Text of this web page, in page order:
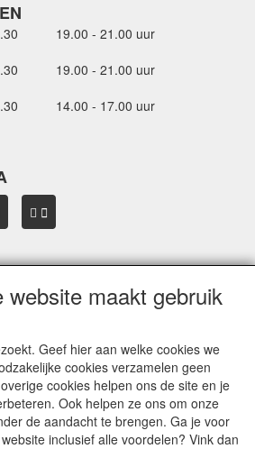
19.00 - 21.00 uur
19.00 - 21.00 uur
14.00 - 17.00 uur
Giessendam
skiboxen
website maakt gebruik
Geef hier aan welke cookies we
cookies verzamelen geen
cookies helpen ons de site en je
Ook helpen ze ons om onze
de aandacht te brengen. Ga je voor
inclusief alle voordelen? Vink dan